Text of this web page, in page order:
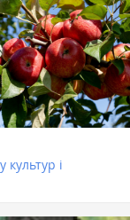
і